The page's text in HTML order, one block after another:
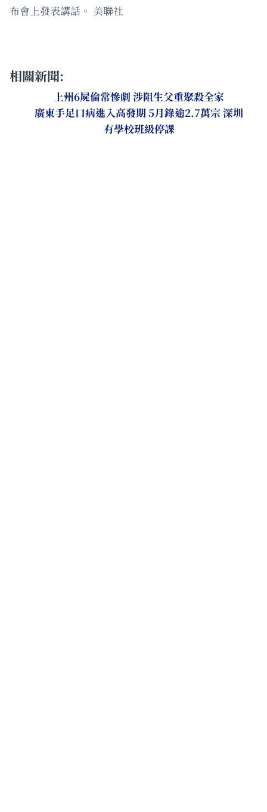
布會上發表講話。 美聯社
相關新聞:
上州6屍倫常慘劇 涉阻生父重聚殺全家
廣東手足口病進入高發期 5月錄逾2.7萬宗 深圳
有學校班級停課